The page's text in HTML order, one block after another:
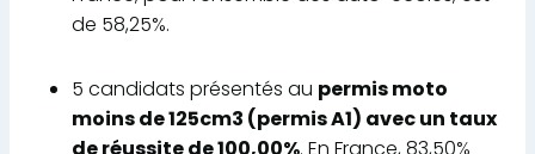
de 58,25%.
5 candidats présentés au permis moto
moins de 125cm3 (permis A1) avec un taux
de réussite de 100,00%. En France, 83,50%